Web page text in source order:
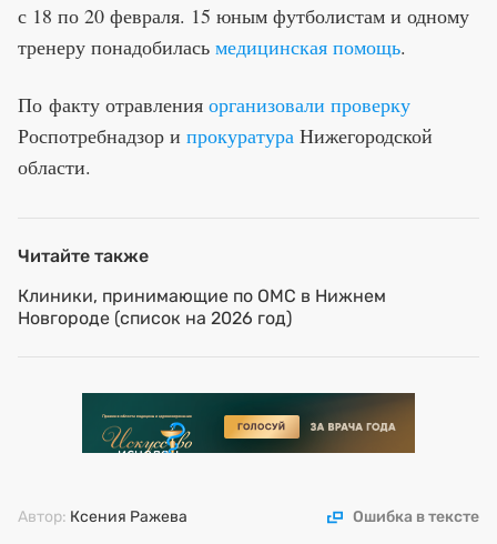
с 18 по 20 февраля. 15 юным футболистам и одному
тренеру понадобилась медицинская помощь.
По факту отравления организовали проверку
Роспотребнадзор и прокуратура Нижегородской
области.
Читайте также
Клиники, принимающие по ОМС в Нижнем
Новгороде (список на 2026 год)
Автор: Ксения Ражева Ошибка в тексте